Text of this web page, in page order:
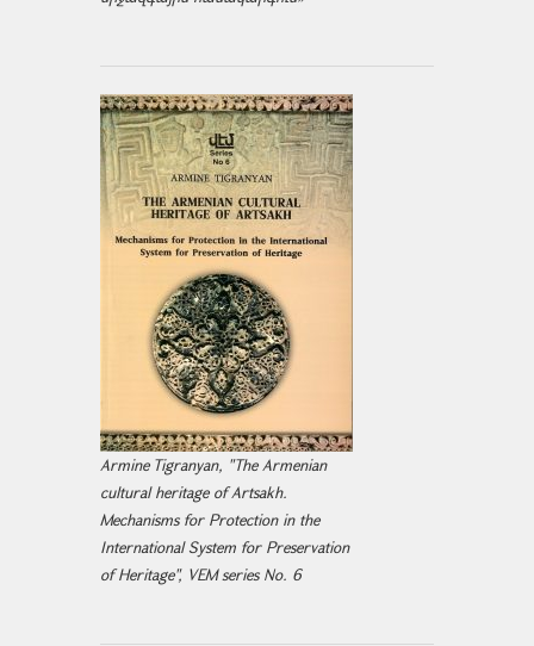
Armine Tigranyan, "The Armenian
cultural heritage of Artsakh.
Mechanisms for Protection in the
International System for Preservation
of Heritage", VEM series No. 6